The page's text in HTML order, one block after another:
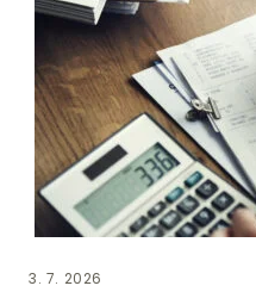
3. 7. 2026